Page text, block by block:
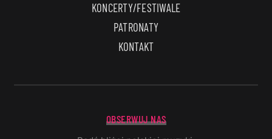
KONCERTY/FESTIWALE
PATRONATY
KONTAKT
OBSERWUJ NAS